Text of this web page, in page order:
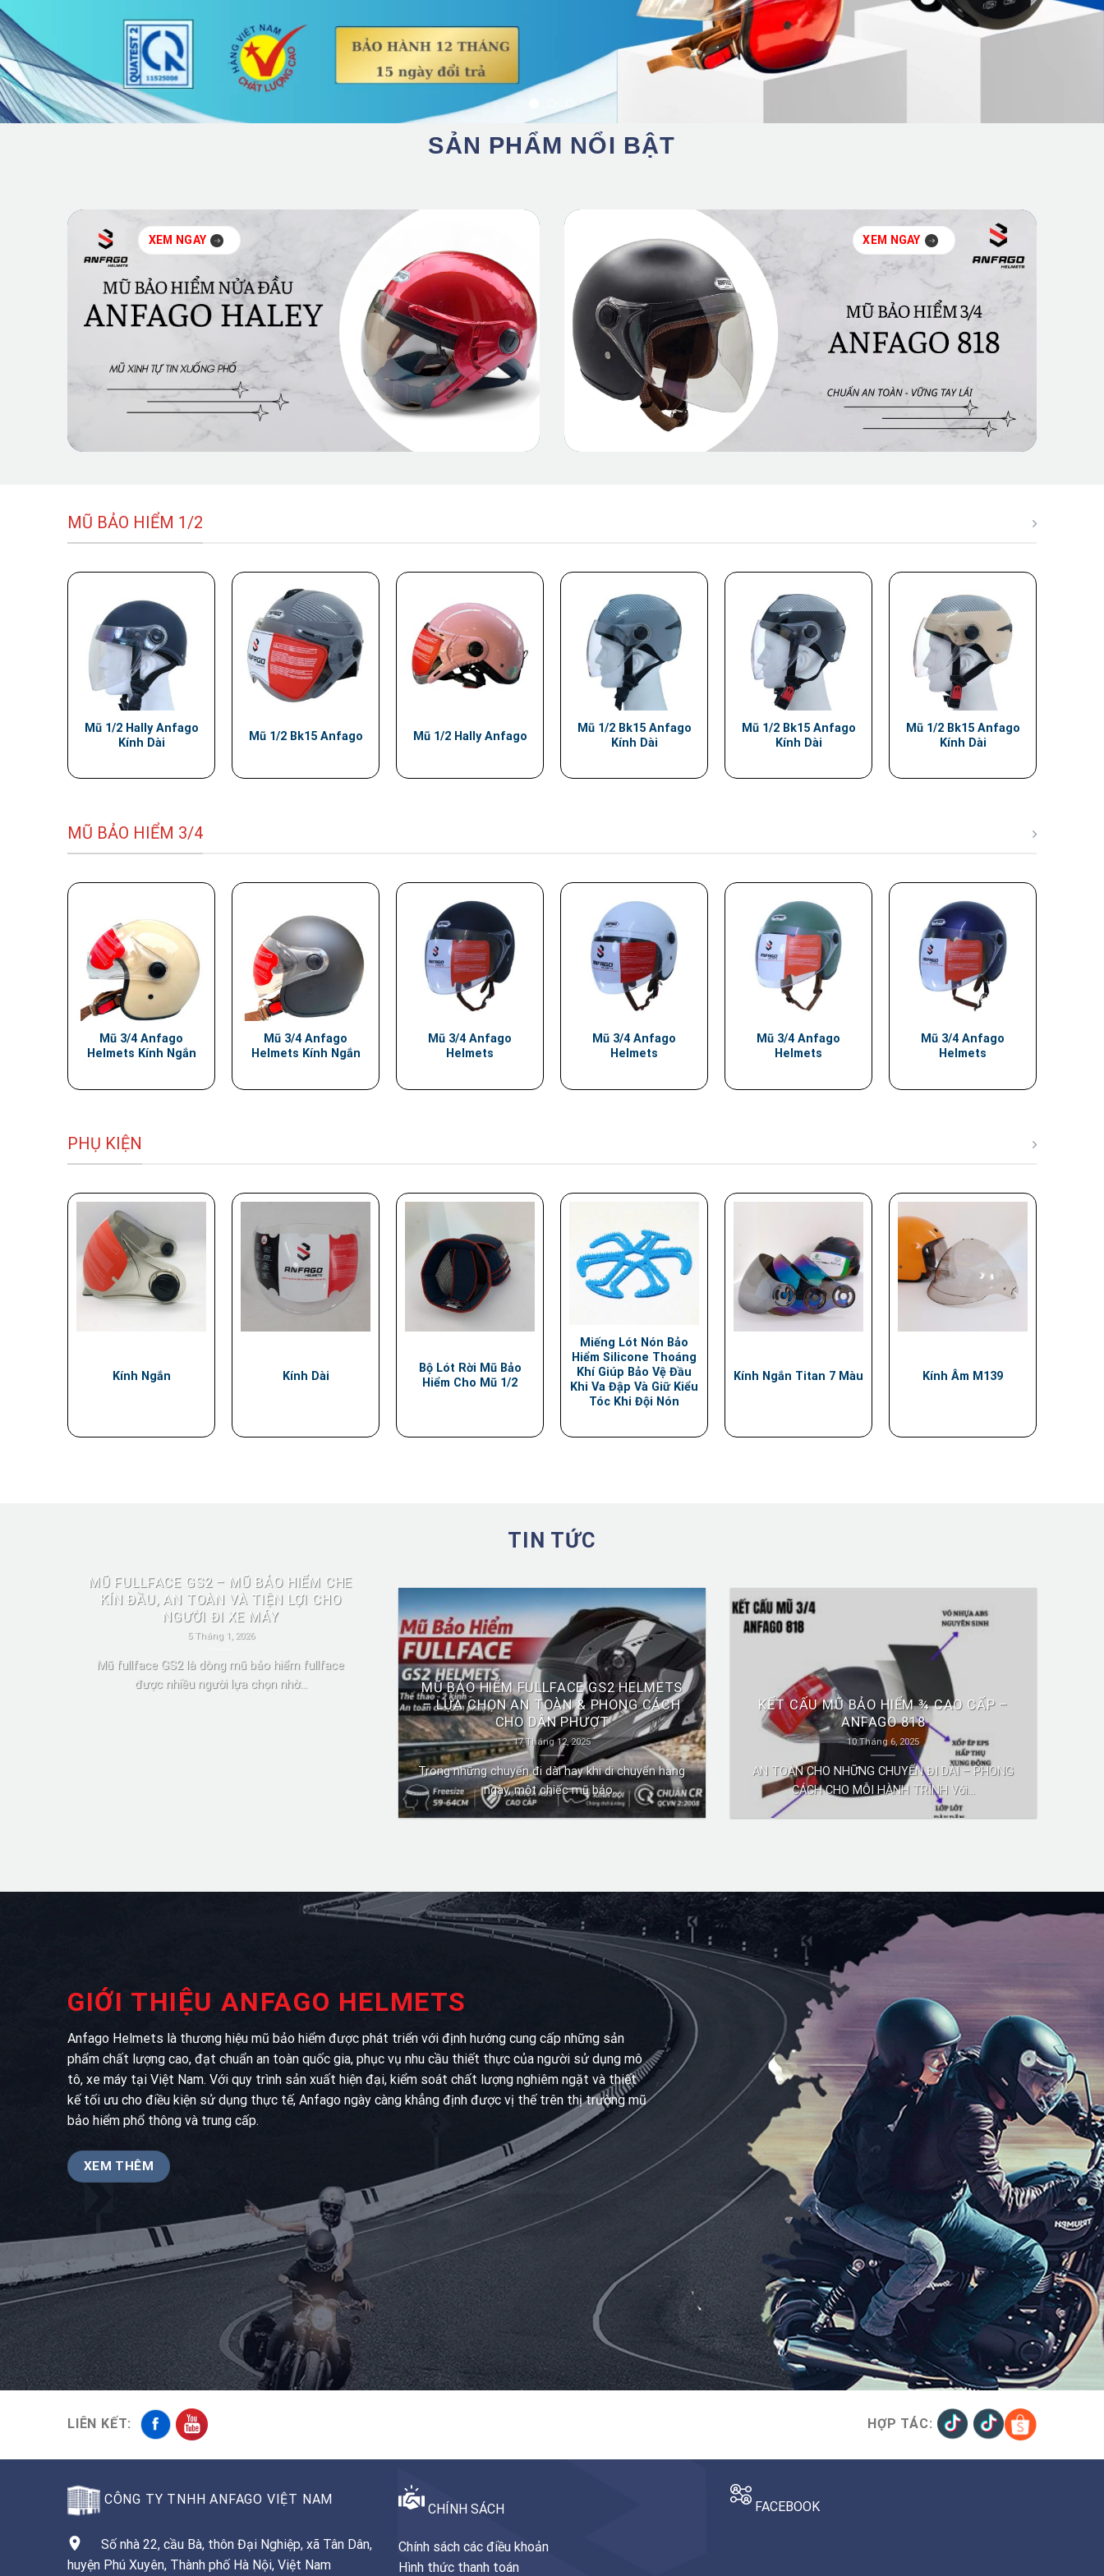
SẢN PHẨM NỔI BẬT
XEM NGAY XEM NGAY
MŨ BẢO HIỂM 1/2
Mũ 1/2 Hally Anfago
Kính Dài
Mũ 1/2 Bk15 Anfago Mũ 1/2 Hally Anfago
Mũ 1/2 Bk15 Anfago
Kính Dài
Mũ 1/2 Bk15 Anfago
Kính Dài
Mũ 1/2 Bk15 Anfago
Kính Dài
MŨ BẢO HIỂM 3/4
Mũ 3/4 Anfago
Helmets Kính Ngắn
Mũ 3/4 Anfago
Helmets Kính Ngắn
Mũ 3/4 Anfago
Helmets
Mũ 3/4 Anfago
Helmets
Mũ 3/4 Anfago
Helmets
Mũ 3/4 Anfago
Helmets
PHỤ KIỆN
Kính Ngắn Kính Dài
Bộ Lót Rời Mũ Bảo
Hiểm Cho Mũ 1/2
Miếng Lót Nón Bảo
Hiểm Silicone Thoáng
Khí Giúp Bảo Vệ Đầu
Khi Va Đập Và Giữ Kiểu
Tóc Khi Đội Nón
Kính Ngắn Titan 7 Màu Kính Âm M139
TIN TỨC
MŨ FULLFACE GS2 – MŨ BẢO HIỂM CHE
KÍN ĐẦU, AN TOÀN VÀ TIỆN LỢI CHO
NGƯỜI ĐI XE MÁY
5 Tháng 1, 2026
Mũ fullface GS2 là dòng mũ bảo hiểm fullface
được nhiều người lựa chọn nhờ...
MŨ BẢO HIỂM FULLFACE GS2 HELMETS
– LỰA CHỌN AN TOÀN & PHONG CÁCH
CHO DÂN PHƯỢT
17 Tháng 12, 2025
Trong những chuyến đi dài hay khi di chuyển hằng
ngày, một chiếc mũ bảo...
KẾT CẤU MŨ BẢO HIỂM ¾ CAO CẤP –
ANFAGO 818
10 Tháng 6, 2025
AN TOÀN CHO NHỮNG CHUYẾN ĐI DÀI – PHONG
CÁCH CHO MỖI HÀNH TRÌNH Với...
GIỚI THIỆU ANFAGO HELMETS
Anfago Helmets là thương hiệu mũ bảo hiểm được phát triển với định hướng cung cấp những sản
phẩm chất lượng cao, đạt chuẩn an toàn quốc gia, phục vụ nhu cầu thiết thực của người sử dụng mô
tô, xe máy tại Việt Nam. Với quy trình sản xuất hiện đại, kiểm soát chất lượng nghiêm ngặt và thiết
kế tối ưu cho điều kiện sử dụng thực tế, Anfago ngày càng khẳng định được vị thế trên thị trường mũ
bảo hiểm phổ thông và trung cấp.
XEM THÊM
LIÊN KẾT: HỢP TÁC:
CÔNG TY TNHH ANFAGO VIỆT NAM
Số nhà 22, cầu Bà, thôn Đại Nghiệp, xã Tân Dân,
huyện Phú Xuyên, Thành phố Hà Nội, Việt Nam
CHÍNH SÁCH
Chính sách các điều khoản
Hình thức thanh toán
FACEBOOK